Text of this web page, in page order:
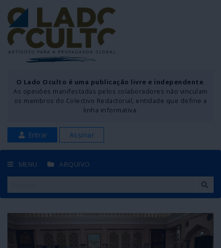
O Lado Oculto é uma publicação livre e independente.
As opiniões manifestadas pelos colaboradores não vinculam
os membros do Colectivo Redactorial, entidade que define a
linha informativa.
Entrar Assinar
MENU ARQUIVO